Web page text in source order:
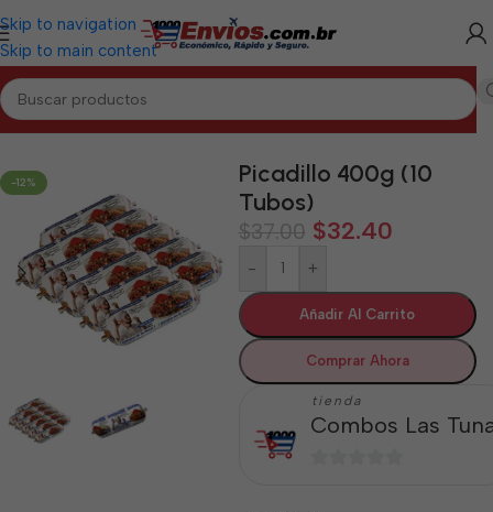
Skip to navigation
Skip to main content
Inicio/LAS TUNAS/Cárnicos Las Tunas
-12%
Picadillo 400g (10
Tubos)
$37.00 $32.40
- +
Añadir Al Carrito
Comprar Ahora
tienda
Combos Las